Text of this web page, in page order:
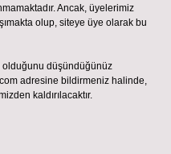
Ancak, üyelerimiz
olup, siteye üye olarak bu
olduğunu düşündüğünüz
adresine bildirmeniz halinde,
kaldırılacaktır.